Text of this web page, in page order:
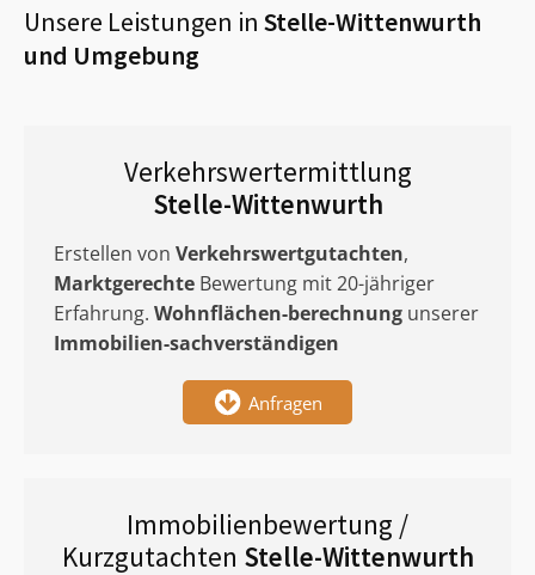
Unsere Leistungen in Stelle-Wittenwurth
und Umgebung
Verkehrswertermittlung
Stelle-Wittenwurth
Erstellen von Verkehrswertgutachten,
Marktgerechte Bewertung mit 20-jähriger
Erfahrung. Wohnflächen-berechnung unserer
Immobilien-sachverständigen
Anfragen
Immobilienbewertung /
Kurzgutachten Stelle-Wittenwurth